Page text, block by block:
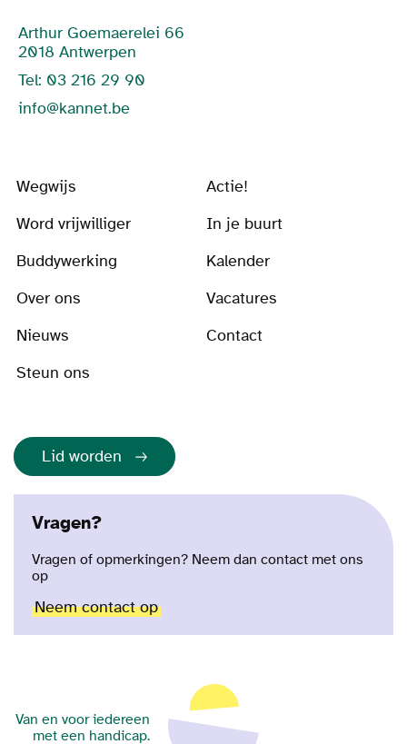
Arthur Goemaerelei 66
2018 Antwerpen
Tel: 03 216 29 90
info@kannet.be
Wegwijs
Actie!
Word vrijwilliger
In je buurt
Buddywerking
Kalender
Over ons
Vacatures
Nieuws
Contact
Steun ons
Lid worden
Vragen?
Vragen of opmerkingen? Neem dan contact met ons
op
Neem contact op
Van en voor iedereen
met een handicap.